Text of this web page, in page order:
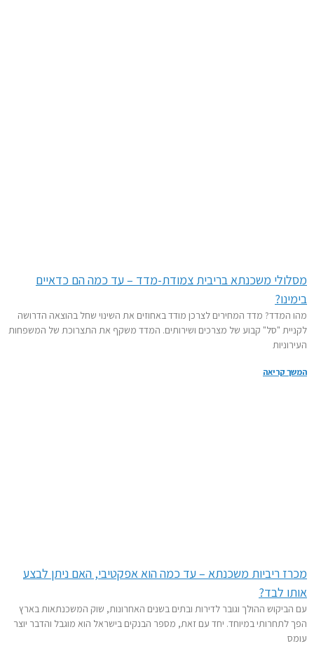
משכנתא בריבית צמודת-מדד – עד כמה הם כדאיים
מדד המחירים לצרכן מודד באחוזים את השינוי שחל בהוצאה הדרושה
"סל" קבוע של מצרכים ושירותים. המדד משקף את התצרוכת של המשפחות
קריאה
ריביות משכנתא – עד כמה הוא אפקטיבי, האם ניתן לבצע
לבד?
ההולך וגובר לדירות ובתים בשנים האחרונות, שוק המשכנתאות בארץ
במיוחד. יחד עם זאת, מספר הבנקים בישראל הוא מוגבל והדבר יוצר